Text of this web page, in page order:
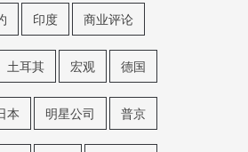
印度 商业评论
土耳其 宏观 德国
本 明星公司 普京